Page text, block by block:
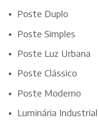
Poste Duplo
Poste Simples
Poste Luz Urbana
Poste Clássico
Poste Moderno
Luminária Industrial